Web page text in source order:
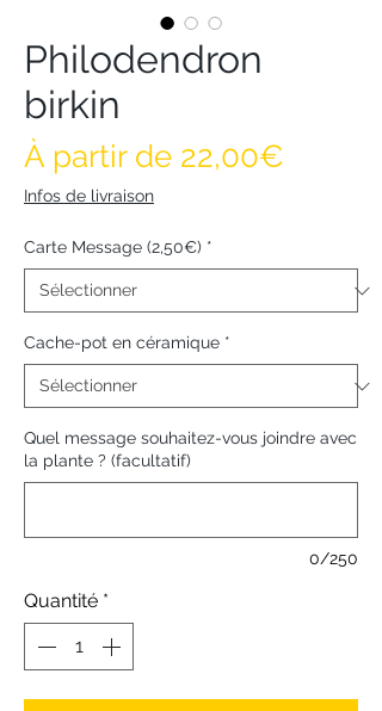
Philodendron
birkin
À partir de 22,00€
Infos de livraison
Carte Message (2,50€) *
Cache-pot en céramique *
Quel message souhaitez-vous joindre avec
la plante ? (facultatif)
0/250
Quantité *